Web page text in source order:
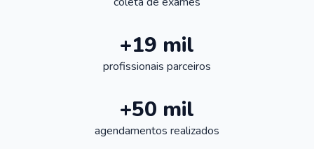
+19 mil
profissionais parceiros
+50 mil
agendamentos realizados